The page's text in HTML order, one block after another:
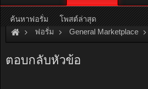
หรืออ่านรายละเอียดเพิ่มเติ
ฟอรั่ม General Marketplace
ตอบกลับหัวข้อ
ค้นหาฟอรั่ม โพสต์ล่าสุด